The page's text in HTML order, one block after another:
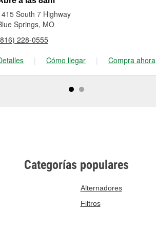
South 7 Highway
Springs, MO
228-0555
| Cómo llegar | Compra ahora
Categorías populares
Alternadores
Filtros